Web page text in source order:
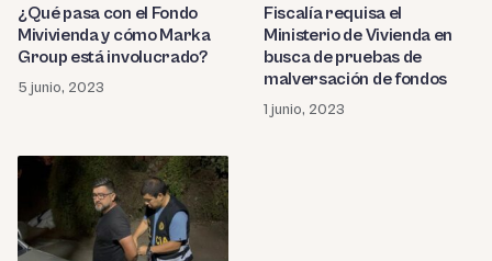
¿Qué pasa con el Fondo
Mivivienda y cómo Marka
Group está involucrado?
5 junio, 2023
Fiscalía requisa el
Ministerio de Vivienda en
busca de pruebas de
malversación de fondos
1 junio, 2023